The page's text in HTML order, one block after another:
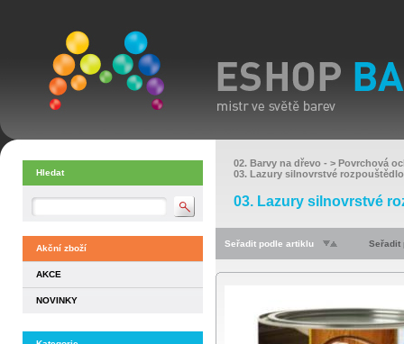
Hledat
Akční zboží
AKCE
NOVINKY
02. Barvy na dřevo - > Povrchová
03. Lazury silnovrstvé
03. Lazury silnovrstvé
Seřadit podle artiklu Seřadit